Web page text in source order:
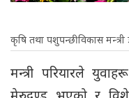
कृषि तथा पशुपन्छी विकास मन्त्री
मन्त्री परियारले